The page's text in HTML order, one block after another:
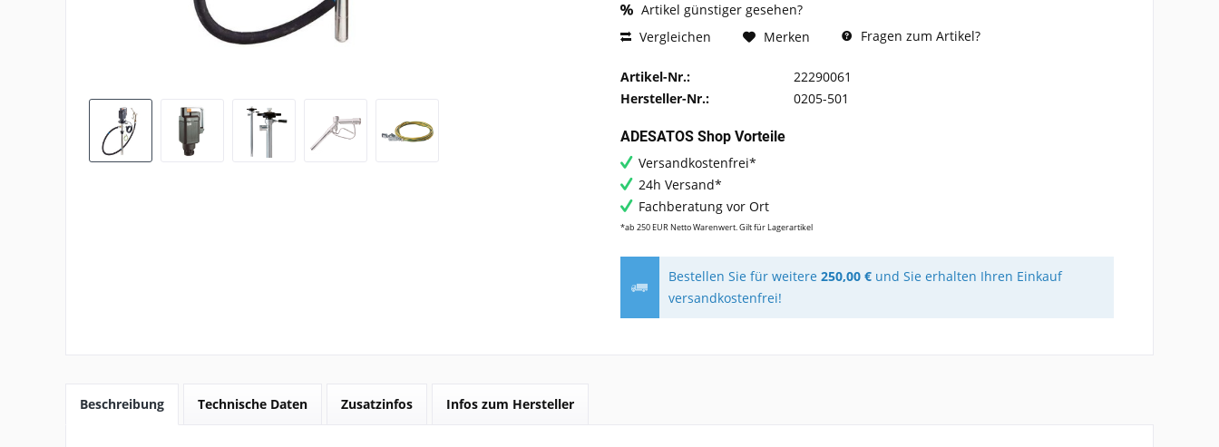
Artikel günstiger gesehen?
Vergleichen
Merken Fragen zum Artikel?
Artikel-Nr.:
22290061
Hersteller-Nr.:
0205-501
ADESATOS Shop Vorteile
Versandkostenfrei*
24h Versand*
Fachberatung vor Ort
*ab 250 EUR Netto Warenwert. Gilt für Lagerartikel
Bestellen Sie für weitere250,00 € und Sie erhalten Ihren Einkauf
versandkostenfrei!
Beschreibung Technische Daten Zusatzinfos Infos zum Hersteller